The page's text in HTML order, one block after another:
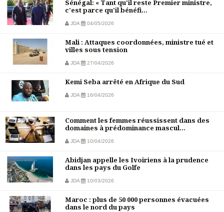
Sénégal: « Tant qu'il reste Premier ministre,
c'est parce qu'il bénéfi...
JDA 04/05/2026
Mali : Attaques coordonnées, ministre tué et
villes sous tension
JDA 27/04/2026
Kemi Seba arrêté en Afrique du Sud
JDA 16/04/2026
Comment les femmes réussissent dans des
domaines à prédominance mascul...
JDA 10/04/2026
Abidjan appelle les Ivoiriens à la prudence
dans les pays du Golfe
JDA 10/03/2026
Maroc : plus de 50 000 personnes évacuées
dans le nord du pays